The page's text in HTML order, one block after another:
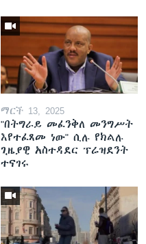
ማርች 13, 2025
"በትግራይ መፈንቅለ መንግሥት
እየተፈጸመ ነው" ሲሉ የክልሉ
ጊዜያዊ አስተዳደር ፕሬዝደንት
ተናገሩ